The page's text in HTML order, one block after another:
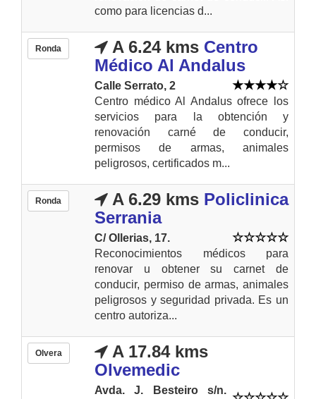
como para licencias d...
Ronda A 6.24 kms Centro
Médico Al Andalus
Calle Serrato, 2
Centro médico Al Andalus ofrece los
servicios para la obtención y
renovación carné de conducir,
permisos de armas, animales
peligrosos, certificados m...
Ronda A 6.29 kms Policlinica
Serrania
C/ Ollerias, 17.
Reconocimientos médicos para
renovar u obtener su carnet de
conducir, permiso de armas, animales
peligrosos y seguridad privada. Es un
centro autoriza...
Olvera
A 17.84 kms
Olvemedic
Avda. J. Besteiro s/n.